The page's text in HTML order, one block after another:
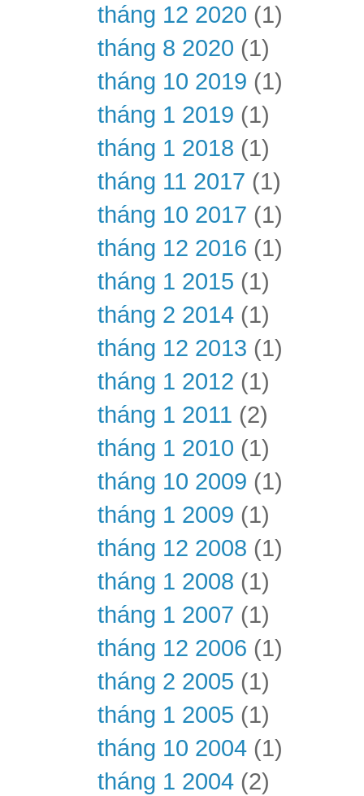
tháng 12 2020 (1)
tháng 8 2020 (1)
tháng 10 2019 (1)
tháng 1 2019 (1)
tháng 1 2018 (1)
tháng 11 2017 (1)
tháng 10 2017 (1)
tháng 12 2016 (1)
tháng 1 2015 (1)
tháng 2 2014 (1)
tháng 12 2013 (1)
tháng 1 2012 (1)
tháng 1 2011 (2)
tháng 1 2010 (1)
tháng 10 2009 (1)
tháng 1 2009 (1)
tháng 12 2008 (1)
tháng 1 2008 (1)
tháng 1 2007 (1)
tháng 12 2006 (1)
tháng 2 2005 (1)
tháng 1 2005 (1)
tháng 10 2004 (1)
tháng 1 2004 (2)